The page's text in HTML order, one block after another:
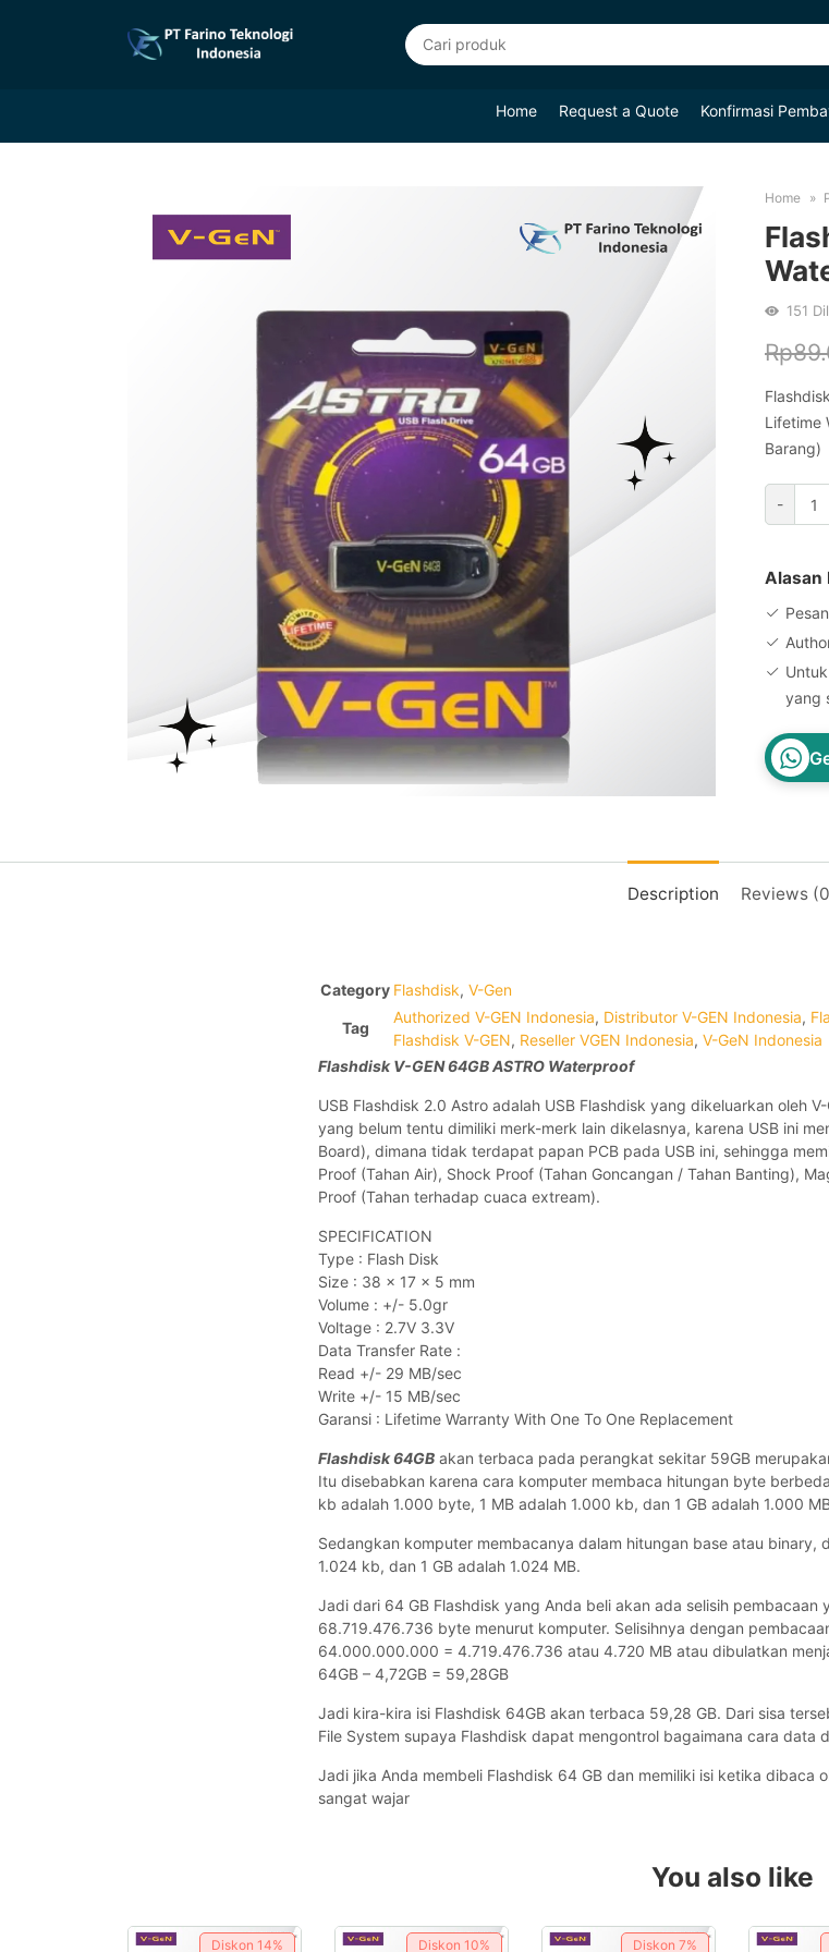
Home Request a Quote Konfirmasi
Home
151
Rp
Lifetime
Barang)
-
Flashdisk
V-
64GB
quantity
Alasan
yang
Description Reviews
Category Flashdisk, V-Gen
Tag
Authorized V-GEN Indonesia, Distributor V-GEN Indonesia,
Flashdisk V-GEN, Reseller VGEN Indonesia, V-GeN Indonesia
Flashdisk V-GEN 64GB ASTRO Waterproof
USB Flashdisk 2.0 Astro adalah USB Flashdisk yang dikeluarkan oleh
yang belum tentu dimiliki merk-merk lain dikelasnya, karena USB ini
Board), dimana tidak terdapat papan PCB pada USB ini, sehingga
Proof (Tahan Air), Shock Proof (Tahan Goncangan / Tahan Banting),
Proof (Tahan terhadap cuaca extream).
SPECIFICATION
Type : Flash Disk
Size : 38 x 17 x 5 mm
Volume : +/- 5.0gr
Voltage : 2.7V 3.3V
Data Transfer Rate :
Read +/- 29 MB/sec
Write +/- 15 MB/sec
Garansi : Lifetime Warranty With One To One Replacement
Flashdisk 64GB akan terbaca pada perangkat sekitar 59GB
Itu disebabkan karena cara komputer membaca hitungan byte
kb adalah 1.000 byte, 1 MB adalah 1.000 kb, dan 1 GB adalah 1.000
Sedangkan komputer membacanya dalam hitungan base atau binary,
1.024 kb, dan 1 GB adalah 1.024 MB.
Jadi dari 64 GB Flashdisk yang Anda beli akan ada selisih pembacaan
68.719.476.736 byte menurut komputer. Selisihnya dengan
64.000.000.000 = 4.719.476.736 atau 4.720 MB atau dibulatkan
64GB – 4,72GB = 59,28GB
Jadi kira-kira isi Flashdisk 64GB akan terbaca 59,28 GB. Dari sisa
File System supaya Flashdisk dapat mengontrol bagaimana cara data
Jadi jika Anda membeli Flashdisk 64 GB dan memiliki isi ketika dibaca
sangat wajar
You also like
Diskon 14% Diskon 10% Diskon 7%